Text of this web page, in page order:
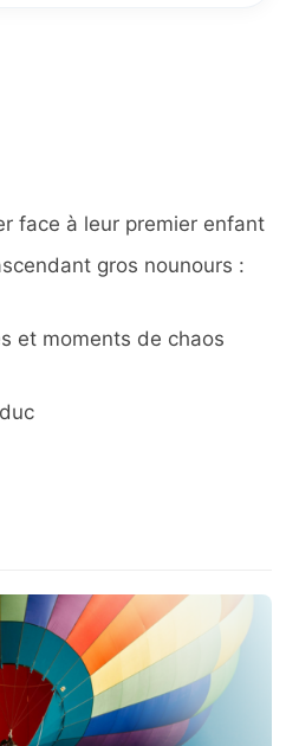
face à leur premier enfant
gros nounours :
et moments de chaos